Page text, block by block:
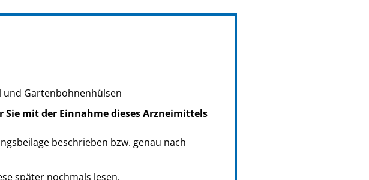
Gartenbohnenhülsen
Sie mit der Einnahme dieses Arzneimittels
beschrieben bzw. genau nach
später nochmals lesen.